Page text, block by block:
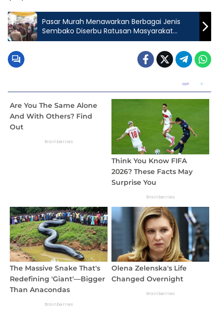
Pasar Murah Menawarkan Berbagai Jenis
Sembako Diserbu Ratusan Masyarakat
Kecamatan Terbanggi Besar